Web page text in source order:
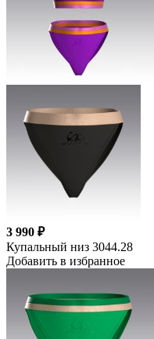
3 990 ₽
Купальный низ 3044.28
Добавить в избранное